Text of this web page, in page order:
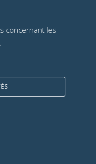
concernant les